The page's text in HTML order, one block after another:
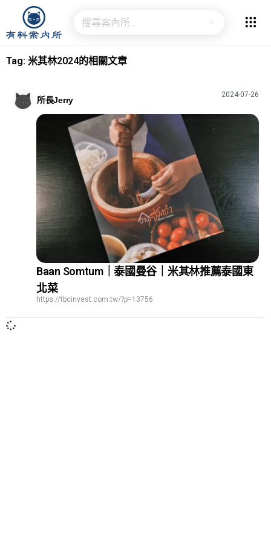
Tag: 米其林2024的相關文章
所長Jerry
2024-07-26
Baan Somtum｜泰國曼谷｜米其林推薦泰國東
北菜
https://tbcinvest.com.tw/?p=13756